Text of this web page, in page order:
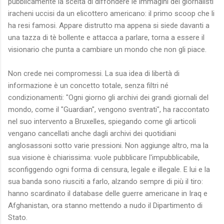
iracheni uccisi da un elicottero americano: il primo scoop che li
ha resi famosi. Appare distrutto ma appena si siede davanti a
una tazza di tè bollente e attacca a parlare, torna a essere il
visionario che punta a cambiare un mondo che non gli piace.
Non crede nei compromessi. La sua idea di libertà di
informazione è un concetto totale, senza filtri né
condizionamenti: "Ogni giorno gli archivi dei grandi giornali del
mondo, come il "Guardian", vengono sventrati", ha raccontato
nel suo intervento a Bruxelles, spiegando come gli articoli
vengano cancellati anche dagli archivi dei quotidiani
anglosassoni sotto varie pressioni. Non aggiunge altro, ma la
sua visione è chiarissima: vuole pubblicare l'impubblicabile,
sconfiggendo ogni forma di censura, legale e illegale. E lui e la
sua banda sono riusciti a farlo, alzando sempre di più il tiro:
hanno scardinato il database delle guerre americane in Iraq e
Afghanistan, ora stanno mettendo a nudo il Dipartimento di
Stato.